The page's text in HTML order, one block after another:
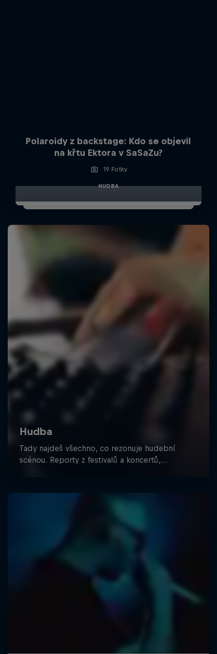
Polaroidy z backstage: Kdo se objevil
na křtu Ektora v SaSaZu?
19 Fotky
HUDBA